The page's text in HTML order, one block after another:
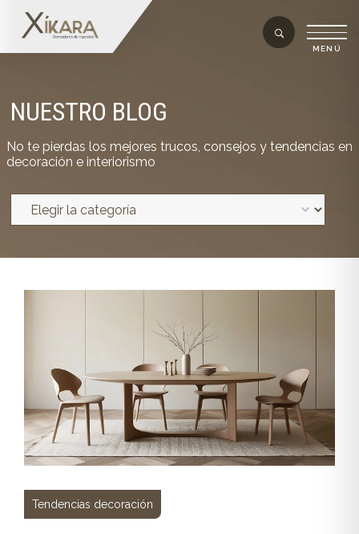
NUESTRO BLOG
No te pierdas los mejores trucos, consejos y tendencias en
decoración e interiorismo
Tendencias decoración